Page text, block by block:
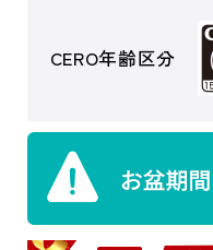
CERO年齢区分